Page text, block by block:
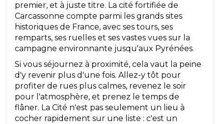
premier, et à juste titre. La cité fortifiée de
Carcassonne compte parmi les grands sites
historiques de France, avec ses tours, ses
remparts, ses ruelles et ses vastes vues sur la
campagne environnante jusqu'aux Pyrénées.
Si vous séjournez à proximité, cela vaut la peine
d'y revenir plus d'une fois. Allez-y tôt pour
profiter de rues plus calmes, revenez le soir
pour l'atmosphère, et prenez le temps de
flâner. La Cité n'est pas seulement un lieu à
cocher rapidement sur une liste : c'est un